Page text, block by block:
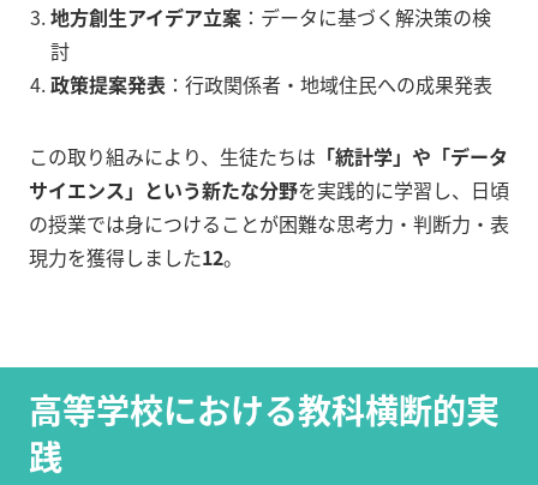
地方創生アイデア立案 ：データに基づく解決策の検
討
政策提案発表 ：行政関係者・地域住民への成果発表
この取り組みにより、生徒たちは 「統計学」や「データ
サイエンス」という新たな分野を実践的に学習し、日頃
の授業では身につけることが困難な思考力・判断力・表
現力を獲得しました12。
高等学校における教科横断的実
践